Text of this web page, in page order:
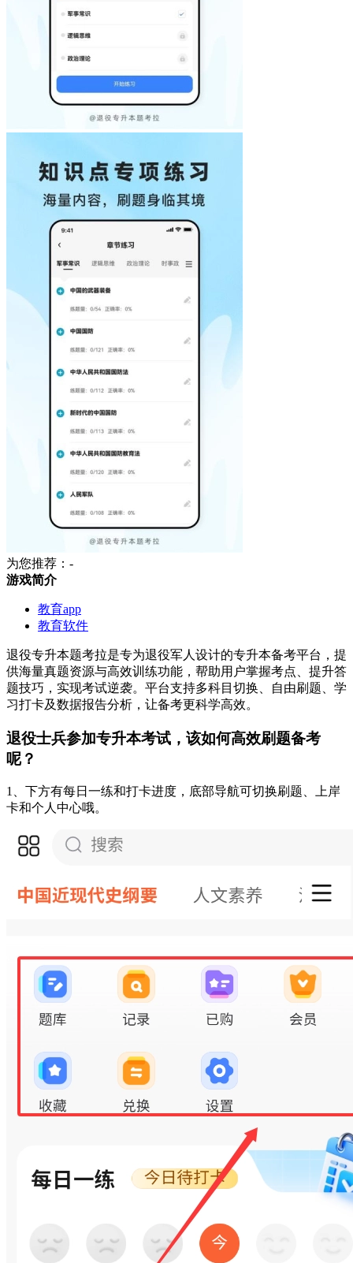
为您推荐：-
游戏简介
教育app
教育软件
退役专升本题考拉是专为退役军人设计的专升本备考平台，提
供海量真题资源与高效训练功能，帮助用户掌握考点、提升答
题技巧，实现考试逆袭。平台支持多科目切换、自由刷题、学
习打卡及数据报告分析，让备考更科学高效。
退役士兵参加专升本考试，该如何高效刷题备考
呢？
1、下方有每日一练和打卡进度，底部导航可切换刷题、上岸
卡和个人中心哦。